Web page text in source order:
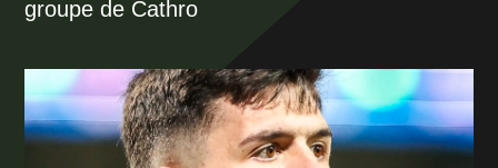
groupe de Cathro